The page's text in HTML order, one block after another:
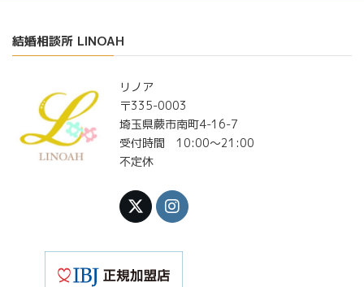
結婚相談所 LINOAH
リノア
〒335-0003
埼玉県蕨市南町4-16-7
受付時間 10:00〜21:00
不定休